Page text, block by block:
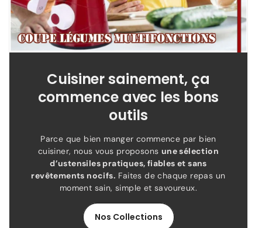
Cuisiner sainement, ça
commence avec les bons
outils
Parce que bien manger commence par bien
cuisiner, nous vous proposons une sélection
d’ustensiles pratiques, fiables et sans
revêtements nocifs. Faites de chaque repas un
moment sain, simple et savoureux.
Nos Collections